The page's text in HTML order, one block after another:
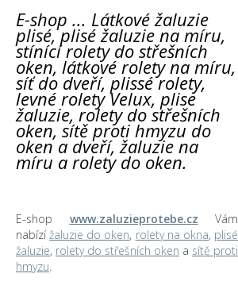
E-shop ... Látkové žaluzie
plisé, plisé žaluzie na míru,
stínící rolety do střešních
oken, látkové rolety na míru,
síť do dveří, plissé rolety,
levné rolety Velux, plise
žaluzie, rolety do střešních
oken, sítě proti hmyzu do
oken a dveří, žaluzie na
míru a rolety do oken.
E-shop www.zaluzieprotebe.cz Vám
nabízížaluzie do oken, rolety na okna, plisé
žaluzie, rolety do střešních oken a sítě proti
hmyzu.